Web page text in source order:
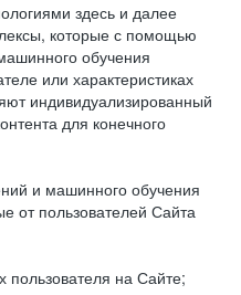
здесь и далее
которые с помощью
обучения
или характеристиках
индивидуализированный
для конечного
и машинного обучения
от пользователей Сайта
на Сайте;